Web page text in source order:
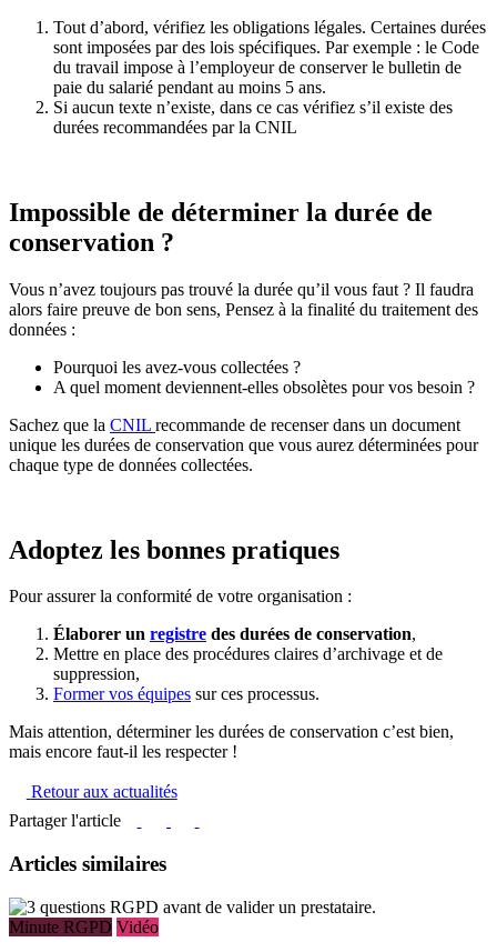
Tout d’abord, vérifiez les obligations légales. Certaines durées
sont imposées par des lois spécifiques. Par exemple : le Code
du travail impose à l’employeur de conserver le bulletin de
paie du salarié pendant au moins 5 ans.
Si aucun texte n’existe, dans ce cas vérifiez s’il existe des
durées recommandées par la CNIL
Impossible de déterminer la durée de
conservation ?
Vous n’avez toujours pas trouvé la durée qu’il vous faut ? Il faudra
alors faire preuve de bon sens, Pensez à la finalité du traitement des
données :
Pourquoi les avez-vous collectées ?
A quel moment deviennent-elles obsolètes pour vos besoin ?
Sachez que la CNIL recommande de recenser dans un document
unique les durées de conservation que vous aurez déterminées pour
chaque type de données collectées.
Adoptez les bonnes pratiques
Pour assurer la conformité de votre organisation :
Élaborer un registre des durées de conservation,
Mettre en place des procédures claires d’archivage et de
suppression,
Former vos équipes sur ces processus.
Mais attention, déterminer les durées de conservation c’est bien,
mais encore faut-il les respecter !
Retour aux actualités
Partager l'article
Articles similaires
Minute RGPD Vidéo